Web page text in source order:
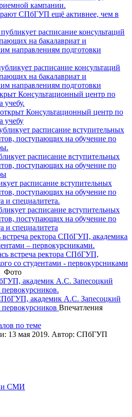
кампании.
СПбГУП ещё активнее, чем в
расписание консультаций
на бакалавриат и
направлениям подготовки
Консультационный центр по
учебу
расписание вступительных
поступающих на обучение по
расписание вступительных
поступающих на обучение по
и специалитета
встреча ректора СПбГУП,
со студентами - первокурсниками
Фото
академик А.С. Запесоцкий
первокурсников Впечатления
по теме
13 мая 2019. Автор: СПбГУП
и СМИ